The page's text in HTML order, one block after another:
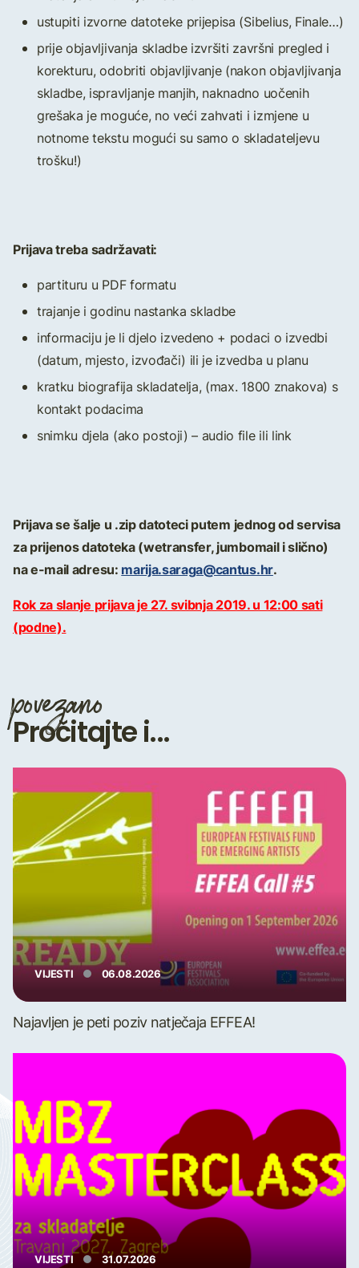
ustupiti izvorne datoteke prijepisa (Sibelius, Finale…)
prije objavljivanja skladbe izvršiti završni pregled i
korekturu, odobriti objavljivanje (nakon objavljivanja
skladbe, ispravljanje manjih, naknadno uočenih
grešaka je moguće, no veći zahvati i izmjene u
notnome tekstu mogući su samo o skladateljevu
trošku!)
Prijava treba sadržavati:
partituru u PDF formatu
trajanje i godinu nastanka skladbe
informaciju je li djelo izvedeno + podaci o izvedbi
(datum, mjesto, izvođači) ili je izvedba u planu
kratku biografija skladatelja, (max. 1800 znakova) s
kontakt podacima
snimku djela (ako postoji) – audio file ili link
Prijava se šalje u .zip datoteci putem jednog od servisa
za prijenos datoteka (wetransfer, jumbomail i slično)
na e-mail adresu: marija.saraga@cantus.hr.
Rok za slanje prijava je 27. svibnja 2019. u 12:00 sati
(podne).
povezano
Pročitajte i...
VIJESTI 06.08.2026
Najavljen je peti poziv natječaja EFFEA!
VIJESTI 31.07.2026